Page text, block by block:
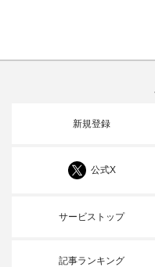
新規登録
公式X
サービストップ
記事ランキング